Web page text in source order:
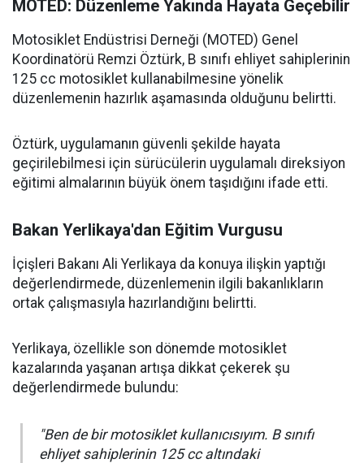
MOTED: Düzenleme Yakında Hayata Geçebilir
Motosiklet Endüstrisi Derneği (MOTED) Genel
Koordinatörü Remzi Öztürk, B sınıfı ehliyet sahiplerinin
125 cc motosiklet kullanabilmesine yönelik
düzenlemenin hazırlık aşamasında olduğunu belirtti.
Öztürk, uygulamanın güvenli şekilde hayata
geçirilebilmesi için sürücülerin uygulamalı direksiyon
eğitimi almalarının büyük önem taşıdığını ifade etti.
Bakan Yerlikaya'dan Eğitim Vurgusu
İçişleri Bakanı Ali Yerlikaya da konuya ilişkin yaptığı
değerlendirmede, düzenlemenin ilgili bakanlıkların
ortak çalışmasıyla hazırlandığını belirtti.
Yerlikaya, özellikle son dönemde motosiklet
kazalarında yaşanan artışa dikkat çekerek şu
değerlendirmede bulundu:
"Ben de bir motosiklet kullanıcısıyım. B sınıfı
ehliyet sahiplerinin 125 cc altındaki